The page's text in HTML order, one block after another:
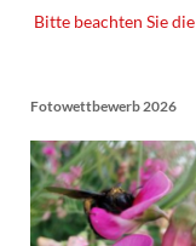
Bitte beachten Sie die
Fotowettbewerb 2026